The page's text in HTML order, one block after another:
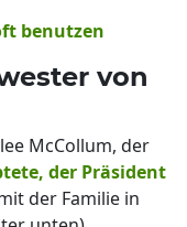
benutzen
von
McCollum, der
der Präsident
der Familie in